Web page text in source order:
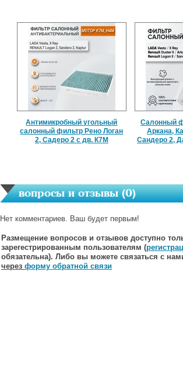
Антимикробный угольный
салонный фильтр Рено Логан
2, Садеро 2 с дв. К7М
Салонный
Аркана,
Сандеро 2,
вопросы и отзывы (0)
Нет комментариев. Ваш будет первым!
Размещение вопросов и отзывов доступно
зарегестрированным пользователям (
обязательна). Либо вы можете связаться с
через форму обратной связи